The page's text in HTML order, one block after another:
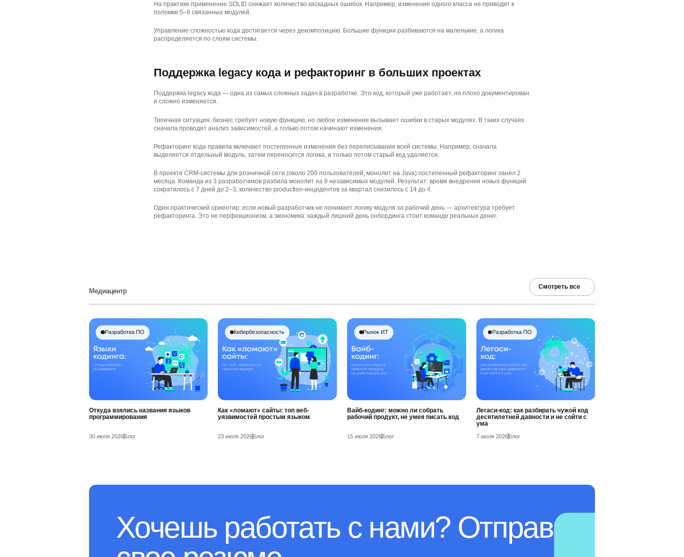
На практике применение SOLID снижает количество каскадных ошибок. Например, изменение одного класса не приводит к
поломке 5–6 связанных модулей.
Управление сложностью кода достигается через декомпозицию. Большие функции разбиваются на маленькие, а логика
распределяется по слоям системы.
Поддержка legacy кода и рефакторинг в больших проектах
Поддержка legacy кода — одна из самых сложных задач в разработке. Это код, который уже работает, но плохо документирован
и сложно изменяется.
Типичная ситуация: бизнес требует новую функцию, но любое изменение вызывает ошибки в старых модулях. В таких случаях
сначала проводят анализ зависимостей, а только потом начинают изменения.
Рефакторинг кода правила включают постепенные изменения без переписывания всей системы. Например, сначала
выделяется отдельный модуль, затем переносится логика, и только потом старый код удаляется.
В проекте CRM-системы для розничной сети (около 200 пользователей, монолит на Java) постепенный рефакторинг занял 2
месяца. Команда из 3 разработчиков разбила монолит на 8 независимых модулей. Результат: время внедрения новых функций
сократилось с 7 дней до 2–3, количество production-инцидентов за квартал снизилось с 14 до 4.
Один практический ориентир: если новый разработчик не понимает логику модуля за рабочий день — архитектура требует
рефакторинга. Это не перфекционизм, а экономика: каждый лишний день онбординга стоит команде реальных денег.
Медиацентр
Смотреть все
Разработка ПО
Откуда взялись названия языков
программирования
30 июля 2026Блог
Кибербезопасность
Как «ломают» сайты: топ веб-
уязвимостей простым языком
23 июля 2026Блог
Рынок ИТ
Вайб-кодинг: можно ли собрать
рабочий продукт, не умея писать код
15 июля 2026Блог
Разработка ПО
Легаси-код: как разбирать чужой код
десятилетней давности и не сойти с
ума
7 июля 2026Блог
Хочешь работать с нами? Отправь